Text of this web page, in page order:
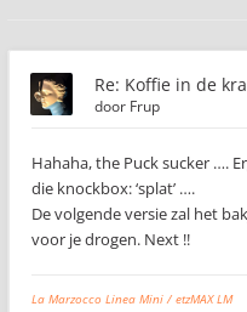
Re: Koffie in de
door Frup
Hahaha, the Puck sucker ….
die knockbox: ‘splat’ ….
De volgende versie zal het
voor je drogen. Next !!
La Marzocco Linea Mini / etzMAX LM